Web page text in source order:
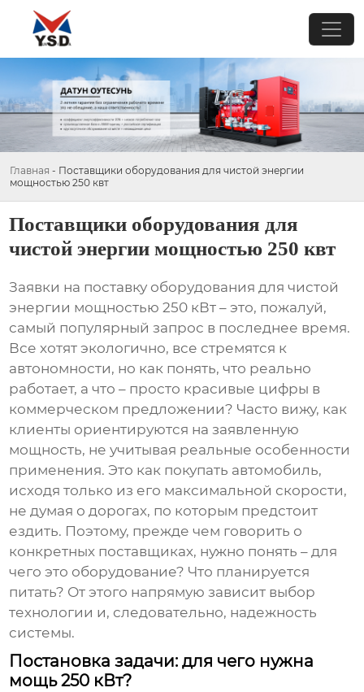
Главная - Поставщики оборудования для чистой энергии
мощностью 250 квт
Поставщики оборудования для
чистой энергии мощностью 250 квт
Заявки на поставку оборудования для чистой
энергии мощностью 250 кВт – это, пожалуй,
самый популярный запрос в последнее время.
Все хотят экологично, все стремятся к
автономности, но как понять, что реально
работает, а что – просто красивые цифры в
коммерческом предложении? Часто вижу, как
клиенты ориентируются на заявленную
мощность, не учитывая реальные особенности
применения. Это как покупать автомобиль,
исходя только из его максимальной скорости,
не думая о дорогах, по которым предстоит
ездить. Поэтому, прежде чем говорить о
конкретных поставщиках, нужно понять – для
чего это оборудование? Что планируется
питать? От этого напрямую зависит выбор
технологии и, следовательно, надежность
системы.
Постановка задачи: для чего нужна
мощь 250 кВт?